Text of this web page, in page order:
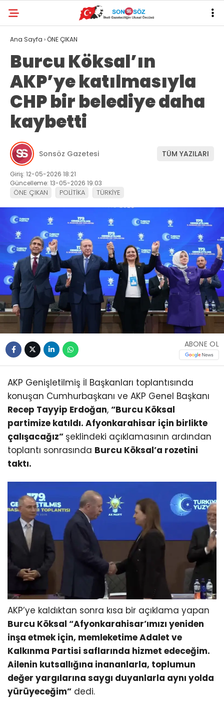
Ana Sayfa ›ÖNE ÇIKAN
Burcu Köksal’ın
AKP’ye katılmasıyla
CHP bir belediye daha
kaybetti
Sonsöz Gazetesi TÜM YAZILARI
Giriş: 12-05-2026 18:21
Güncelleme: 13-05-2026 19:03
ÖNE ÇIKAN POLİTİKA TÜRKİYE
ABONE OL
AKP Genişletilmiş İl Başkanları toplantısında
konuşan Cumhurbaşkanı ve AKP Genel Başkanı
Recep Tayyip Erdoğan, “Burcu Köksal
partimize katıldı. Afyonkarahisar için birlikte
çalışacağız” şeklindeki açıklamasının ardından
toplantı sonrasında Burcu Köksal’a rozetini
taktı.
AKP’ye kaldıktan sonra kısa bir açıklama yapan
Burcu Köksal “Afyonkarahisar’ımızı yeniden
inşa etmek için, memleketime Adalet ve
Kalkınma Partisi saflarında hizmet edeceğim.
Ailenin kutsallığına inananlarla, toplumun
değer yargılarına saygı duyanlarla aynı yolda
yürüyeceğim” dedi.